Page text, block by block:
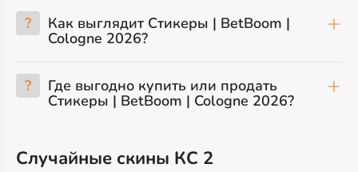
? Как выглядит Стикеры | BetBoom |
Cologne 2026?
? Где выгодно купить или продать
Стикеры | BetBoom | Cologne 2026?
Случайные скины КС 2